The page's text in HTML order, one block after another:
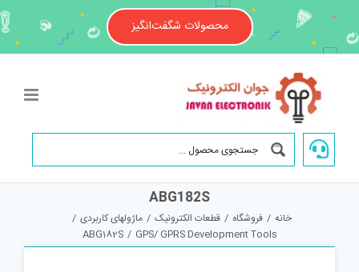
content
محصولات شگفت‌انگیز
ABG182S
خانه / فروشگاه / قطعات الکترونیک / ماژولهای کاربردی /
GPS/ GPRS Development Tools
/
ABG182S